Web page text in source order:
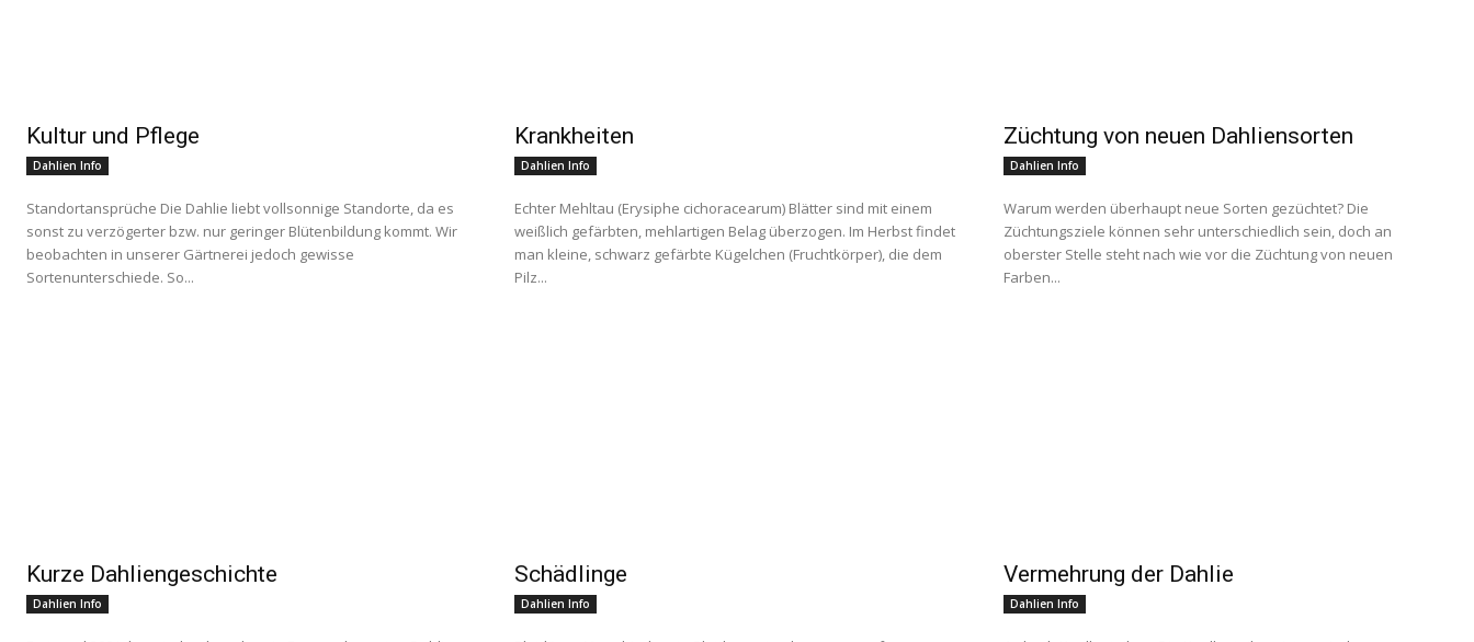
Kultur und Pflege
Dahlien Info
Standortansprüche Die Dahlie liebt vollsonnige Standorte, da es
sonst zu verzögerter bzw. nur geringer Blütenbildung kommt. Wir
beobachten in unserer Gärtnerei jedoch gewisse
Sortenunterschiede. So...
Krankheiten
Dahlien Info
Echter Mehltau (Erysiphe cichoracearum) Blätter sind mit einem
weißlich gefärbten, mehlartigen Belag überzogen. Im Herbst findet
man kleine, schwarz gefärbte Kügelchen (Fruchtkörper), die dem
Pilz...
Züchtung von neuen Dahliensorten
Dahlien Info
Warum werden überhaupt neue Sorten gezüchtet? Die
Züchtungsziele können sehr unterschiedlich sein, doch an
oberster Stelle steht nach wie vor die Züchtung von neuen
Farben...
Kurze Dahliengeschichte
Dahlien Info
Schädlinge
Dahlien Info
Vermehrung der Dahlie
Dahlien Info